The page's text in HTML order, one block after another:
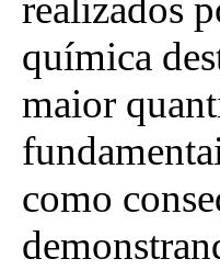
realizados
química
maior
como